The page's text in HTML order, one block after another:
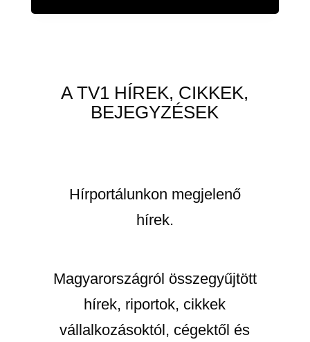
A TV1 HÍREK, CIKKEK,
BEJEGYZÉSEK
Hírportálunkon megjelenő
hírek.
Magyarországról összegyűjtött
hírek, riportok, cikkek
vállalkozásoktól, cégektől és